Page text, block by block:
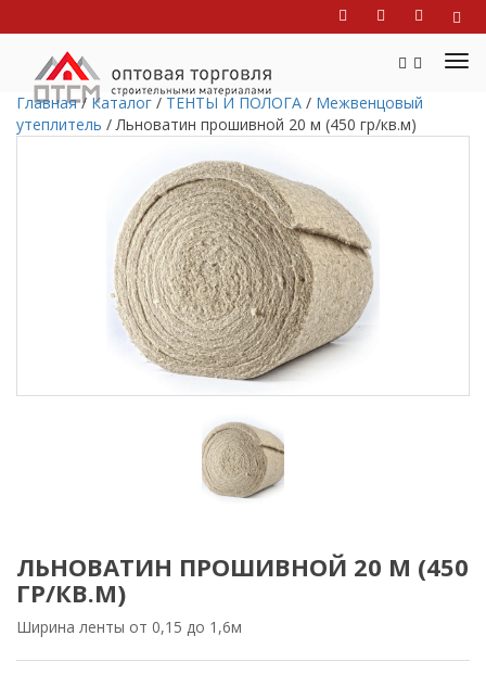
Главная /Каталог / ТЕНТЫ И ПОЛОГА / Межвенцовый
утеплитель /Льноватин прошивной 20 м (450 гр/кв.м)
ЛЬНОВАТИН ПРОШИВНОЙ 20 М (450
ГР/КВ.М)
Ширина ленты от 0,15 до 1,6м